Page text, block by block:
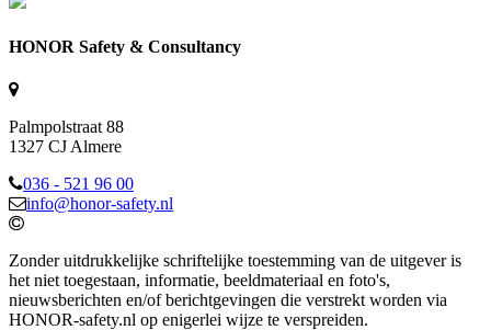
HONOR Safety & Consultancy
Palmpolstraat 88
1327 CJ Almere
036 - 521 96 00
info@honor-safety.nl
Zonder uitdrukkelijke schriftelijke toestemming van de uitgever is
het niet toegestaan, informatie, beeldmateriaal en foto's,
nieuwsberichten en/of berichtgevingen die verstrekt worden via
HONOR-safety.nl op enigerlei wijze te verspreiden.